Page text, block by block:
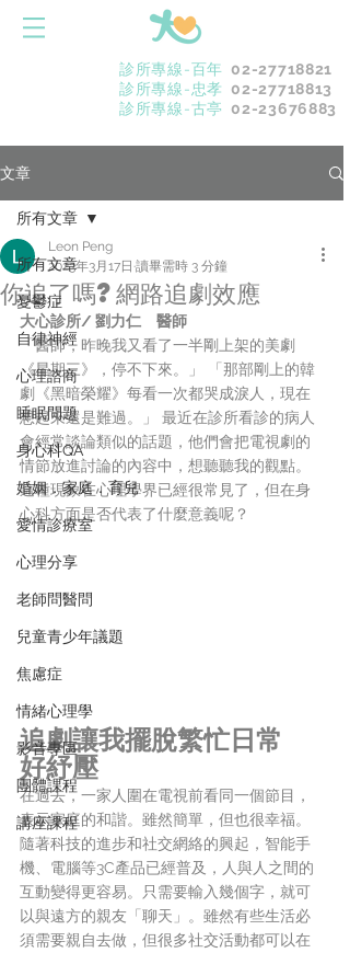
診所專線-百年 02-27718821
診所專線-忠孝
02-27718813
診所專線-古亭
02-23676883
文章
所有文章
憂鬱症
自律神經
心理諮商
睡眠問題
身心科QA
婚姻．家庭．育兒
愛情診療室
心理分享
老師問醫問
兒童青少年議題
焦慮症
情緒心理學
影音專區
團體課程
講座課程
所有文章
你追了嗎?網路追劇效應
Leon Peng
2023年3月17日 讀畢需時 3 分鐘
大心診所/ 劉力仁　醫師
「醫師，昨晚我又看了一半剛上架的美劇
《星期三》，停不下來。」 「那部剛上的韓
劇《黑暗榮耀》每看一次都哭成淚人，現在
想起來還是難過。」 最近在診所看診的病人
會經常談論類似的話題，他們會把電視劇的
情節放進討論的內容中，想聽聽我的觀點。
這種現象在心理學界已經很常見了，但在身
心科方面是否代表了什麼意義呢？
追劇讓我擺脫繁忙日常
好紓壓
在過去，一家人圍在電視前看同一個節目，
表示家庭的和諧。雖然簡單，但也很幸福。
隨著科技的進步和社交網絡的興起，智能手
機、電腦等3C產品已經普及，人與人之間的
互動變得更容易。只需要輸入幾個字，就可
以與遠方的親友「聊天」。雖然有些生活必
須需要親自去做，但很多社交活動都可以在